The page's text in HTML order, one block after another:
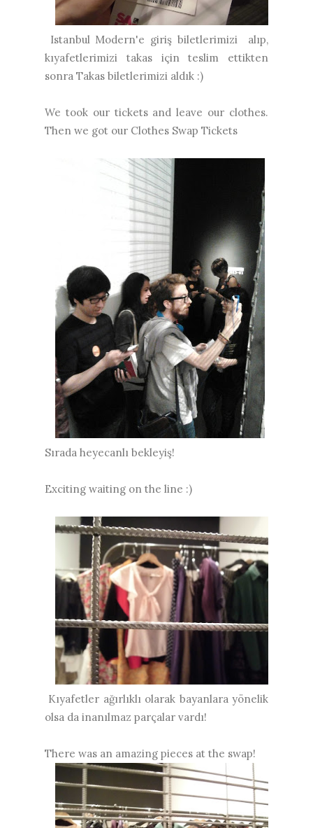
Istanbul Modern'e giriş biletlerimizi alıp,
kıyafetlerimizi takas için teslim ettikten
sonra Takas biletlerimizi aldık :)
We took our tickets and leave our clothes.
Then we got our Clothes Swap Tickets
Sırada heyecanlı bekleyiş!
Exciting waiting on the line :)
Kıyafetler ağırlıklı olarak bayanlara yönelik
olsa da inanılmaz parçalar vardı!
There was an amazing pieces at the swap!